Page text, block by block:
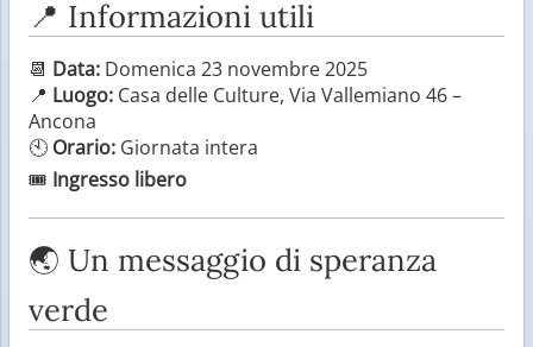
📍 Informazioni utili
📆 Data: Domenica 23 novembre 2025
📍 Luogo: Casa delle Culture, Via Vallemiano 46 –
Ancona
🕙 Orario: Giornata intera
🎟️ Ingresso libero
🌏 Un messaggio di speranza
verde